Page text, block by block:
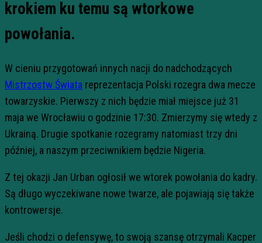
krokiem ku temu są wtorkowe
powołania.
W cieniu przygotowań innych nacji do nadchodzących
Mistrzostw Świata reprezentacja Polski rozegra dwa mecze
towarzyskie. Pierwszy z nich będzie miał miejsce już 31
maja we Wrocławiu o godzinie 17:30. Zmierzymy się wtedy z
Ukrainą. Drugie spotkanie rozegramy natomiast trzy dni
później, a naszym przeciwnikiem będzie Nigeria.
Z tej okazji Jan Urban ogłosił we wtorek powołania do kadry.
Są długo wyczekiwane nowe twarze, ale pojawiają się także
kontrowersje.
Jeśli chodzi o defensywę, to swoją szansę otrzymali Kacper